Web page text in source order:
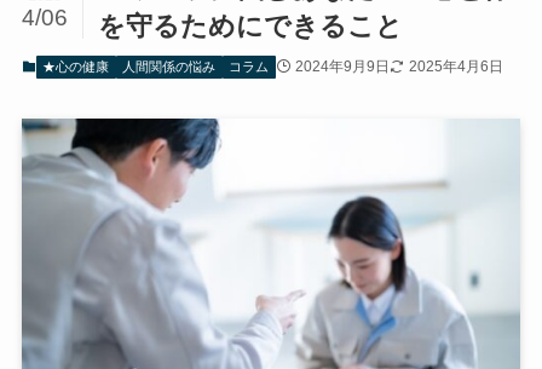
を守るためにできること
4/06
★心の健康 人間関係の悩み コラム 2024年9月9日 2025年4月6日